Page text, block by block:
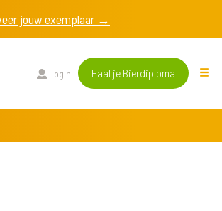
jouw exemplaar →
Login Haal je Bierdiploma